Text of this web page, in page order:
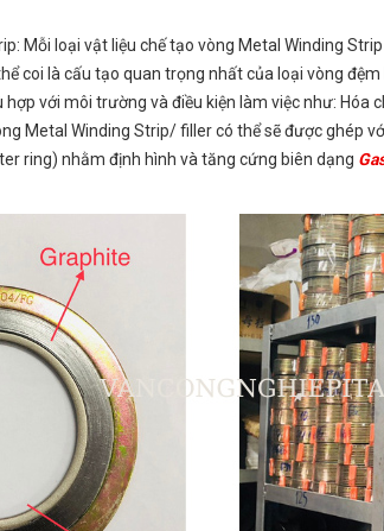
Mỗi loại vật liệu chế tạo vòng Metal Winding
coi là cấu tạo quan trọng nhất của loại vòng
hợp với môi trường và điều kiện làm việc như: Hóa
Metal Winding Strip/ filler có thể sẽ được ghép
ring) nhằm định hình và tăng cứng biên dạng